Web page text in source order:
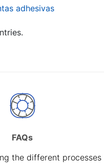
adhesivas
FAQs
the different processes